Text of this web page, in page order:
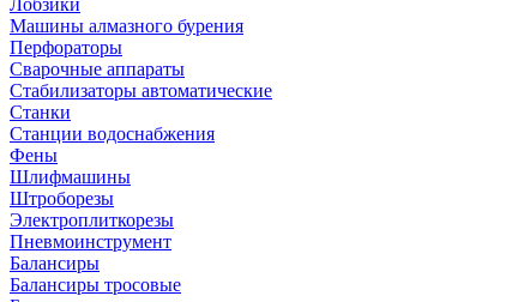
Лобзики
Машины алмазного бурения
Перфораторы
Сварочные аппараты
Стабилизаторы автоматические
Станки
Станции водоснабжения
Фены
Шлифмашины
Штроборезы
Электроплиткорезы
Пневмоинструмент
Балансиры
Балансиры тросовые